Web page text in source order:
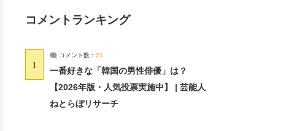
コメントランキング
1
コメント数： 21
一番好きな「韓国の男性俳優」は？
【2026年版・人気投票実施中】 | 芸能人
ねとらぼリサーチ